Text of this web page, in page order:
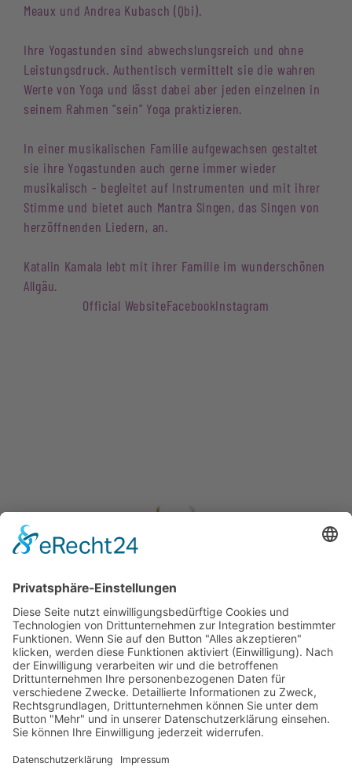
Meaux und Andrea Kubasch (Qbi).
Ihre Yogastunden sind abwechslungsreich und ohne
Leistungsdruck. Authentisch vermittelt sie die wahren
Werte von Yoga und lässt dabei aber jeden einzelnen in
seinem Rahmen "sein" Yoga praktizieren.
In einer musikalischen Familie aufgewachsen gestaltet
sie ihre Yogastunden auch gerne immer wieder
musikalisch - begleitet auf Instrumenten und mit ihrer
Stimme und bietet auch Mantra Singen, das Singen von
herzöffnenden Liedern, an.
Katalin Kamala lebt mit ihrer Familie im wunderschönen
Allgäu.
Official WebsiteFacebookInstagram
About Us
Kontakt